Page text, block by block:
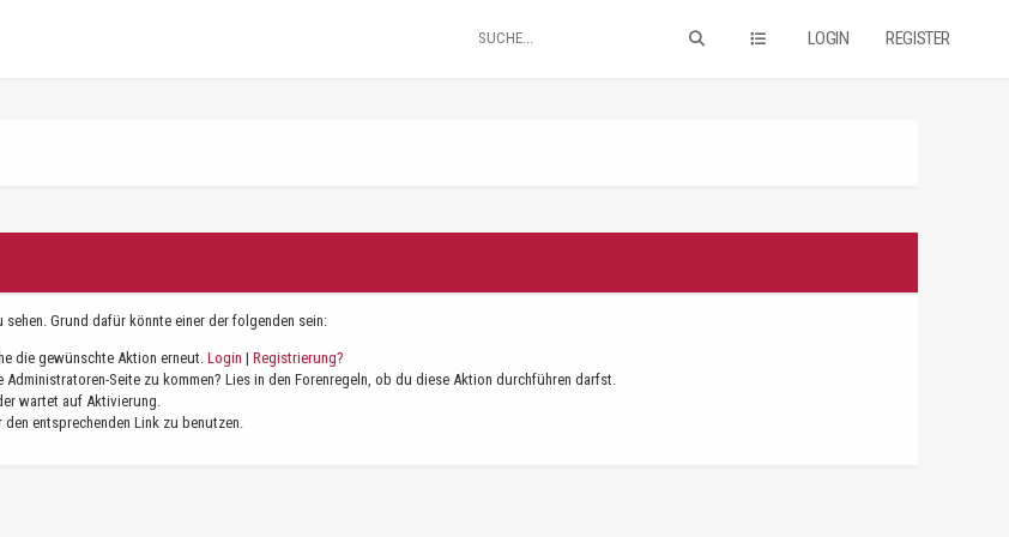
LOGIN REGISTER
Grund dafür könnte einer der folgenden sein:
die gewünschte Aktion erneut. Login | Registrierung?
Seite zu kommen? Lies in den Forenregeln, ob du diese Aktion durchführen darfst.
wartet auf Aktivierung.
entsprechenden Link zu benutzen.